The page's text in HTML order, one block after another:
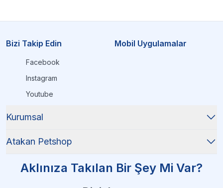
Bizi Takip Edin
Facebook
Instagram
Youtube
Mobil Uygulamalar
Kurumsal
Atakan Petshop
Aklınıza Takılan Bir Şey Mi Var?